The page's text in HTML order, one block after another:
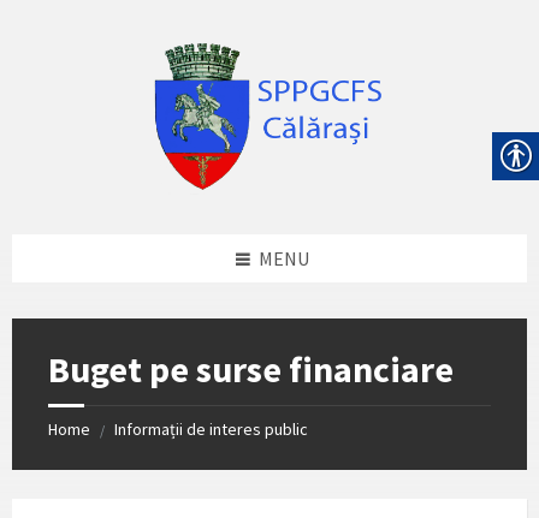
MENU
Buget pe surse financiare
Home / Informații de interes public